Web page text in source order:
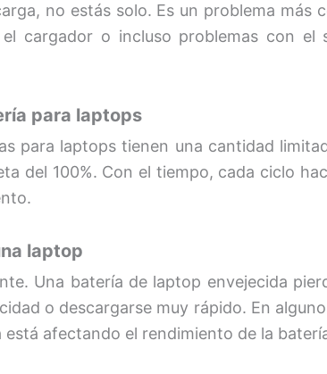
no estás solo. Es un problema más
cargador o incluso problemas con el
para laptops
para laptops tienen una cantidad
del 100%. Con el tiempo, cada ciclo
laptop
Una batería de laptop envejecida
o descargarse muy rápido. En
afectando el rendimiento de la